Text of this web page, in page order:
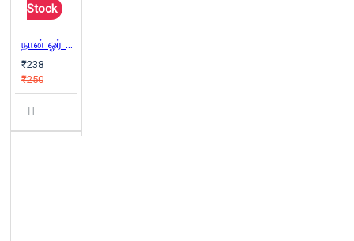
Stock
நான் ஓர் இந்துவாக சாக மாட்டேன்
₹238
₹250